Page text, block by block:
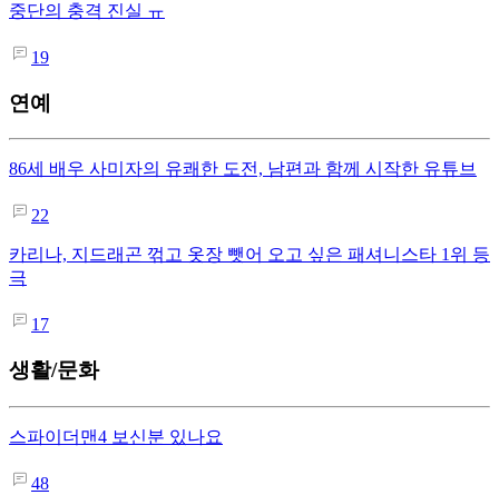
중단의 충격 진실 ㅠ
19
연예
86세 배우 사미자의 유쾌한 도전, 남편과 함께 시작한 유튜브
22
카리나, 지드래곤 꺾고 옷장 뺏어 오고 싶은 패셔니스타 1위 등
극
17
생활/문화
스파이더맨4 보신분 있나요
48